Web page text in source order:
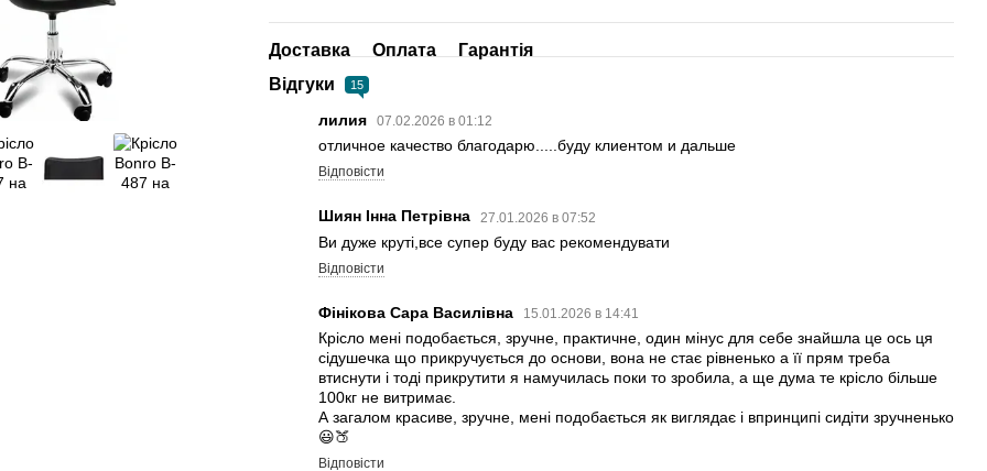
Доставка Оплата
Гарантія
Відгуки
15
лилия 07.02.2026 в 01:12
отличное качество благодарю.....буду клиентом и дальше
Відповісти
Шиян Інна Петрівна 27.01.2026 в 07:52
Ви дуже круті,все супер буду вас рекомендувати
Відповісти
Фінікова Сара Василівна 15.01.2026 в 14:41
Крісло мені подобається, зручне, практичне, один мінус для себе знайшла це ось ця
сідушечка що прикручується до основи, вона не стає рівненько а її прям треба
втиснути і тоді прикрутити я намучилась поки то зробила, а ще дума те крісло більше
100кг не витримає.
А загалом красиве, зручне, мені подобається як виглядає і впринципі сидіти зручненько
😃🍑
Відповісти